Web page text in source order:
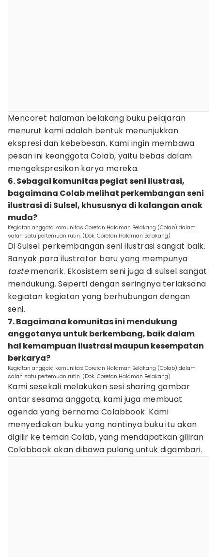
Mencoret halaman belakang buku pelajaran
menurut kami adalah bentuk menunjukkan
ekspresi dan kebebesan. Kami ingin membawa
pesan ini keanggota Colab, yaitu bebas dalam
mengekspresikan karya mereka.
6. Sebagai komunitas pegiat seni ilustrasi,
bagaimana Colab melihat perkembangan seni
ilustrasi di Sulsel, khususnya di kalangan anak
muda?
Kegiatan anggota komunitas Coretan Halaman Belakang (Colab) dalam
salah satu pertemuan rutin. (Dok. Coretan Halaman Belakang)
Di Sulsel perkembangan seni ilustrasi sangat baik.
Banyak para ilustrator baru yang mempunya
tastemenarik. Ekosistem seni juga di sulsel sangat
mendukung. Seperti dengan seringnya terlaksana
kegiatan kegiatan yang berhubungan dengan
seni.
7. Bagaimana komunitas ini mendukung
anggotanya untuk berkembang, baik dalam
hal kemampuan ilustrasi maupun kesempatan
berkarya?
Kegiatan anggota komunitas Coretan Halaman Belakang (Colab) dalam
salah satu pertemuan rutin. (Dok. Coretan Halaman Belakang)
Kami sesekali melakukan sesi sharing gambar
antar sesama anggota, kami juga membuat
agenda yang bernama Colabbook. Kami
menyediakan buku yang nantinya buku itu akan
digilir ke teman Colab, yang mendapatkan giliran
Colabbook akan dibawa pulang untuk digambari.